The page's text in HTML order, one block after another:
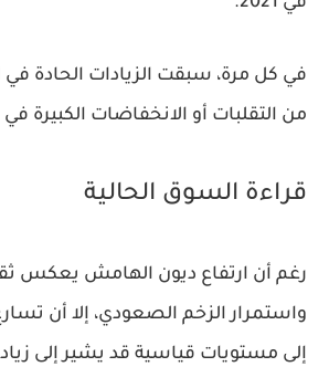
في كل مرة، سبقت الزيادات الحادة في
من التقلبات أو الانخفاضات الكبيرة
قراءة السوق الحالية
رغم أن ارتفاع ديون الهامش يعكس
واستمرار الزخم الصعودي، إلا أن
إلى مستويات قياسية قد يشير إلى